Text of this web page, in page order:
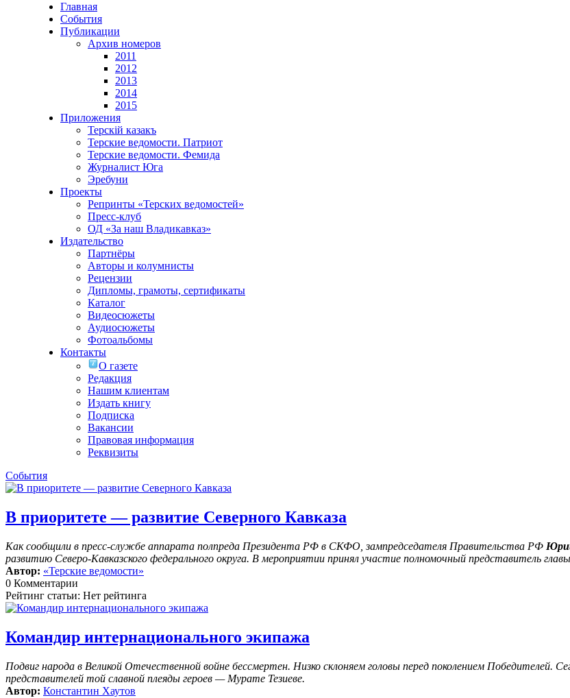
Главная
События
Публикации
Архив номеров
2011
2012
2013
2014
2015
Приложения
Терскiй казакъ
Терские ведомости. Патриот
Терские ведомости. Фемида
Журналист Юга
Эребуни
Проекты
Репринты «Терских ведомостей»
Пресс-клуб
ОД «За наш Владикавказ»
Издательство
Партнёры
Авторы и колумнисты
Рецензии
Дипломы, грамоты, сертификаты
Каталог
Видеосюжеты
Аудиосюжеты
Фотоальбомы
Контакты
О газете
Редакция
Нашим клиентам
Издать книгу
Подписка
Вакансии
Правовая информация
Реквизиты
События
В приоритете — развитие Северного Кавказа
Как сообщили в пресс-службе аппарата полпреда Президента РФ в СКФО, зампредседателя Правительства РФ
развитию Северо-Кавказского федерального округа. В мероприятии принял участие полномочный представитель
Автор: «Терские ведомости»
0 Комментарии
Рейтинг статьи: Нет рейтинга
Командир интернационального экипажа
Подвиг народа в Великой Отечественной войне бессмертен. Низко склоняем головы перед поколением Победителей.
представителей той славной плеяды героев — Мурате Тезиеве.
Автор: Константин Хаутов